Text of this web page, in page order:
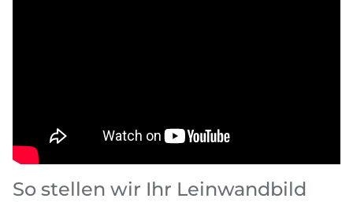
So stellen wir Ihr Leinwandbild